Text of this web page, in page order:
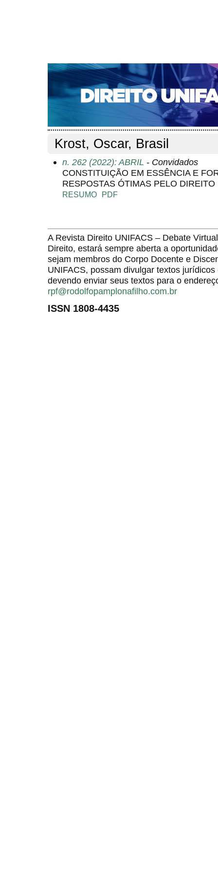
CAPA SOBRE ACESSO CADASTRO
NOTÍCIAS
EDIÇÕES DE Nº 1 A 100 WEBMAIL
Capa>Pesquisa> Perfil do autor
Perfil do autor
Krost, Oscar, Brasil
n. 262 (2022): ABRIL - Convidados
CONSTITUIÇÃO EM ESSÊNCIA E
RESPOSTAS ÓTIMAS PELO DIREITO
RESUMO PDF
A Revista Direito UNIFACS – Debate
Direito, estará sempre aberta a
sejam membros do Corpo Docente e
UNIFACS, possam divulgar textos
devendo enviar seus textos para o
rpf@rodolfopamplonafilho.com.br
ISSN 1808-4435